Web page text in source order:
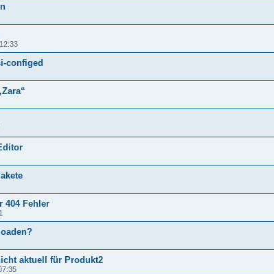
configed
404 Fehler
aktuell für Produkt2